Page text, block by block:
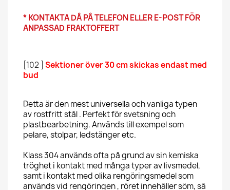
* KONTAKTA DÅ PÅ TELEFON ELLER E-POST FÖR
ANPASSAD FRAKTOFFERT
[102 ] Sektioner över 30 cm skickas endast med
bud
Detta är den mest universella och vanliga typen
av rostfritt stål . Perfekt för svetsning och
plastbearbetning. Används till exempel som
pelare, stolpar, ledstänger etc.
Klass 304 används ofta på grund av sin kemiska
tröghet i kontakt med många typer av livsmedel,
samt i kontakt med olika rengöringsmedel som
används vid rengöringen , röret innehåller söm, så